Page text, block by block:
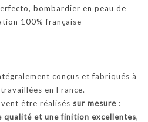
bombardier en peau de
100% française
conçus et fabriqués à
en France.
être réalisés sur mesure :
qualité et une finition excellentes,